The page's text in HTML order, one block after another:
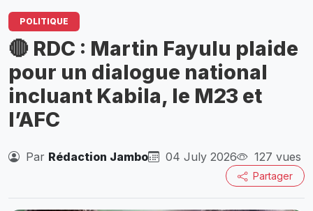
POLITIQUE
🔴 RDC : Martin Fayulu plaide
pour un dialogue national
incluant Kabila, le M23 et
l’AFC
Par Rédaction Jambo 04 July 2026 127 vues
Partager